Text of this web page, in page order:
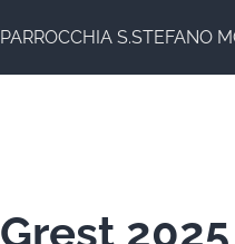
al
contenuto
PARROCCHIA S.STEFANO
Grest